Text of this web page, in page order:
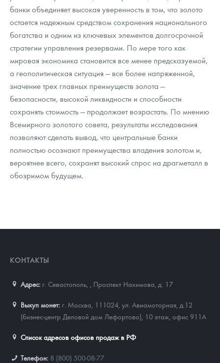
банки объединяет высокая уверенность в том, что золото
остается надежным средством сохранения национального
богатства и одним из ключевых элементов долгосрочной
стратегии управления резервами. По мере того как
мировая экономика становится все менее предсказуемой,
а геополитическая ситуация — все более напряженной,
значение трех главных преимуществ золота —
безопасности, высокой ликвидности и способности
сохранять стоимость — продолжает возрастать. По мнению
Всемирного золотого совета, результаты исследования
позволяют сделать вывод, что центральные банки
полностью осознают преимущества владения золотом и,
вероятнее всего, сохранят высокий спрос на драгметалл в
обозримом будущем.
КОНТАКТЫ
Адрес: г. Севастополь, Проспект Нахимова, д. 17
Выкуп монет: г. Москва, 111024, ул. Авиамоторная, д.12
(бизнес-центр Деловой дом Лефортово), 10 этаж, офис 911А
Список адресов офисов продаж в РФ
Телефон: 8 (800) 500-08-77